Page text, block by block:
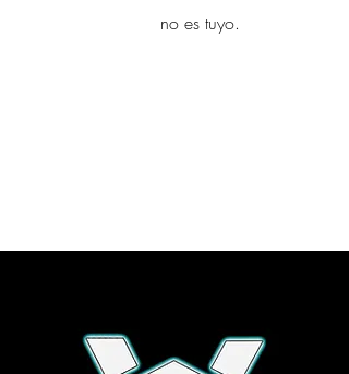
no es tuyo.